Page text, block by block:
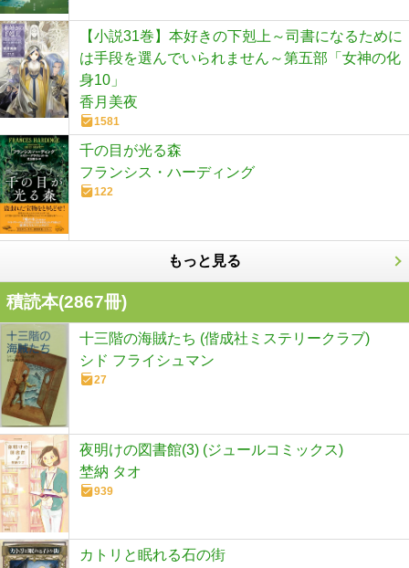
【小説31巻】本好きの下剋上～司書になるために
は手段を選んでいられません～第五部「女神の化
身10」
香月美夜
1581
千の目が光る森
フランシス・ハーディング
122
もっと見る
積読本(2867冊)
十三階の海賊たち (偕成社ミステリークラブ)
シド フライシュマン
27
夜明けの図書館(3) (ジュールコミックス)
埜納 タオ
939
カトリと眠れる石の街